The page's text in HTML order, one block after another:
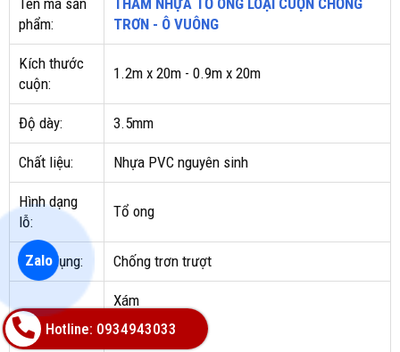
Tên mã sản
phẩm:
THẢM NHỰA TỔ ÔNG LOẠI CUỘN CHỐNG
TRƠN - Ô VUÔNG
Kích thước
cuộn:
1.2m x 20m - 0.9m x 20m
Độ dày: 3.5mm
Chất liệu: Nhựa PVC nguyên sinh
Hình dạng
lỗ:
Tổ ong
Công dụng: Chống trơn trượt
Màu sắc:
Xám
Đỏ
Hotline: 0934943033
Zalo